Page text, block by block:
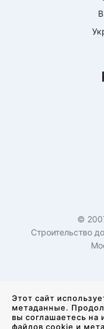
©
Строительство
Этот сайт
метаданные.
вы соглашаетесь на
файлов cookie и